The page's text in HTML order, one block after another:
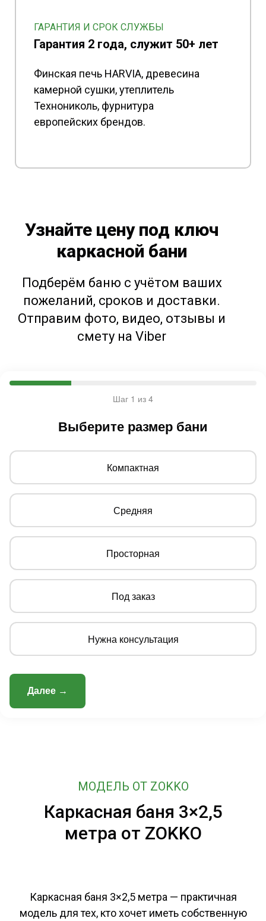
Финская печь HARVIA, древесина
камерной сушки, утеплитель
Технониколь, фурнитура
европейских брендов.
Гарантия 2 года, служит 50+ лет
ГАРАНТИЯ И СРОК СЛУЖБЫ
Подберём баню с учётом ваших
пожеланий, сроков и доставки.
Отправим фото, видео, отзывы и
смету на Viber
Узнайте цену под ключ
каркасной бани
Шаг 1 из 4
Выберите размер бани
Компактная
Средняя
Просторная
Под заказ
Нужна консультация
Далее →
МОДЕЛЬ ОТ ZOKKO
Каркасная баня 3×2,5
метра от ZOKKO
Каркасная баня 3×2,5 метра — практичная
модель для тех, кто хочет иметь собственную